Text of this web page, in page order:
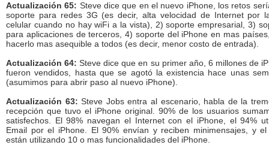
Actualización 65: Steve dice que en el nuevo iPhone, los retos
soporte para redes 3G (es decir, alta velocidad de Internet por
celular cuando no hay wiFi a la vista), 2) soporte empresarial, 3)
para aplicaciones de terceros, 4) soporte del iPhone en mas
hacerlo mas asequible a todos (es decir, menor costo de entrada).
Actualización 64: Steve dice que en su primer año, 6 millones de
fueron vendidos, hasta que se agotó la existencia hace unas
(asumimos para abrir paso al nuevo iPhone).
Actualización 63: Steve Jobs entra al escenario, habla de la
recepción que tuvo el iPhone original. 90% de los usuarios
satisfechos. El 98% navegan el Internet con el iPhone, el 94%
Email por el iPhone. El 90% envían y reciben minimensajes, y el
están utilizando 10 o mas funcionalidades del iPhone.